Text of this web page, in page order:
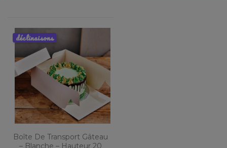
Boîte De Transport Gâteau
– Blanche – Hauteur 20
déclinaisons